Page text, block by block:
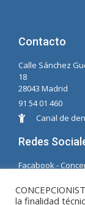
Contacto
Calle Sánchez
18
28043 Madrid
91 54 01 460
Canal de
Redes
Facabook -
la finalidad